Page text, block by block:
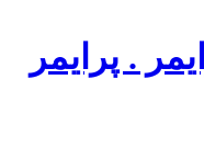
. پرایمر